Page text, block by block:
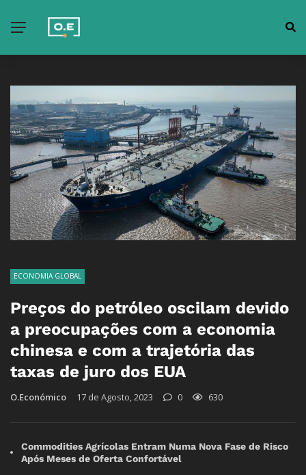
ECONOMIA GLOBAL
Preços do petróleo oscilam devido
a preocupações com a economia
chinesa e com a trajetória das
taxas de juro dos EUA
O.Económico 17 de Agosto, 2023 0 630
Commodities Agrícolas Entram Numa Nova Fase de Risco
Após Meses de Oferta Confortável